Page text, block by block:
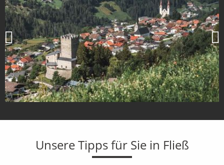
Unsere Tipps für Sie in Fließ